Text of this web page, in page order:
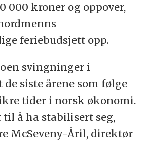
000 kroner og oppover,
feriebudsjett opp.
svingninger i
siste årene som følge
tider i norsk økonomi.
til å ha stabilisert seg,
McSeveny-Åril, direktør